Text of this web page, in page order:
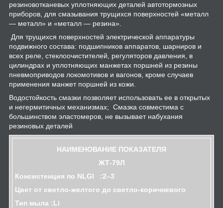
резиновотканевых уплотняющих деталей автотормозных
приборов, для смазывания трущихся поверхностей «металл
— металл» и «металл — резина».
Для трущихся поверхностей электрической аппаратуры
подвижного состава: подшипников аппаратов, шарниров и
всех реле, стеклоочистителей, регуляторов давления, в
цилиндрах и уплотняющих манжетах поршней из резины
пневмоприводов локомотивов и вагонов, кроме случаев
применения манжет поршней из кожи.
Водостойкость смазки позволяет использовать ее в открытых
и негермитичных механизмах; Смазка совместима с
большинством эластомеров, не вызывает набухания
резиновых деталей
НАИМЕНОВАНИЕ ПОКАЗАТЕЛЯ
ЖТ-79Л
Консистенция по NLGI :2–3
Цвет от светло-желтого до светло-коричневого
Тип мыла :Li